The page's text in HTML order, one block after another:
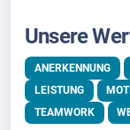
Unsere
ANERKENNUNG
LEISTUNG
TEAMWORK